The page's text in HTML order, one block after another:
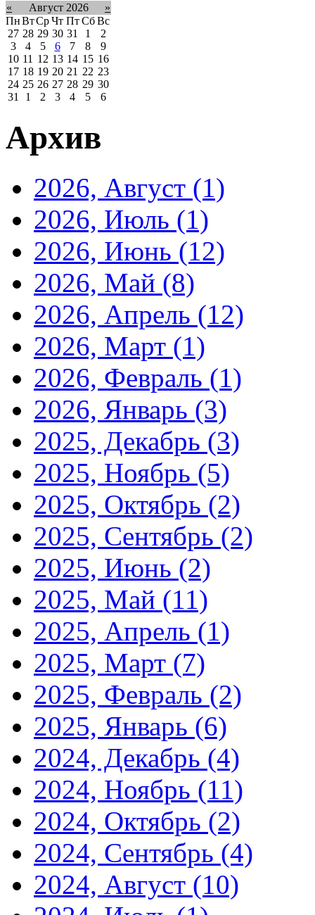
« Август 2026
»
ПнВтСрЧт Пт Сб Вс
27 28 29 30 31 1
2
3
4 5 6 7 8
9
10 11 12 13 14 15 16
17 18 19 20 21 22 23
24 25 26 27 28 29 30
31
1 2 3 4 5 6
Архив
2026, Август (1)
2026, Июль (1)
2026, Июнь (12)
2026, Май (8)
2026, Апрель (12)
2026, Март (1)
2026, Февраль (1)
2026, Январь (3)
2025, Декабрь (3)
2025, Ноябрь (5)
2025, Октябрь (2)
2025, Сентябрь (2)
2025, Июнь (2)
2025, Май (11)
2025, Апрель (1)
2025, Март (7)
2025, Февраль (2)
2025, Январь (6)
2024, Декабрь (4)
2024, Ноябрь (11)
2024, Октябрь (2)
2024, Сентябрь (4)
2024, Август (10)